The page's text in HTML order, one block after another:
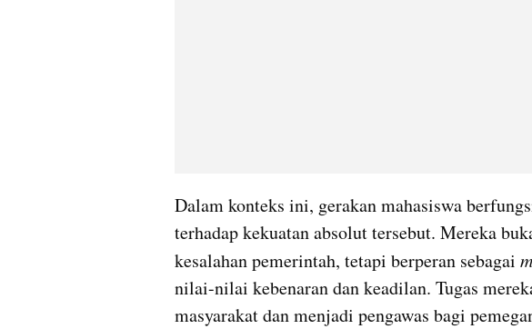
Dalam konteks ini, gerakan mahasiswa
terhadap kekuatan absolut tersebut. Mereka
kesalahan pemerintah, tetapi berperan sebagai
nilai-nilai kebenaran dan keadilan. Tugas
masyarakat dan menjadi pengawas bagi